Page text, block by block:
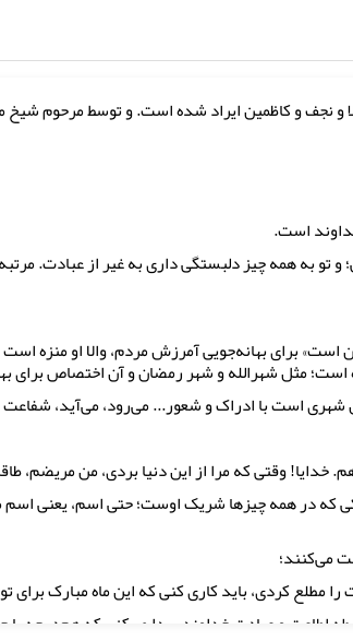
کربلا و نجف و کاظمین ایراد شده است. و توسط مرحوم شیخ
است.
به همه چیز دلبستگی داری به غیر از عبادت. مرتبه
برای بهانه‌جویی آمرزش مردم، والا او منزه
مثل شهرالله و شهر رمضان و آن اختصاص برای
است با ادراک و شعور... می‌رود، می‌آید،
وقتی که مرا از این دنیا بردی، من مریضم،
در همه چیزها شریک اوست؛ حتی اسم، یعنی اسم
می‌کنند؛
کردی، باید کاری کنی که این ماه مبارک برای
اطاعت و عبادت خداوند پیدا می‌کنی که هم‌درجه